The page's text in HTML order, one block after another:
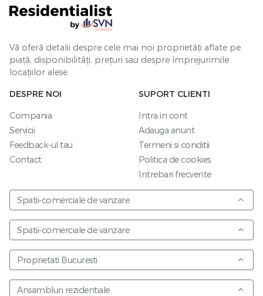
Vă oferă detalii despre cele mai noi proprietăți aflate pe
piață, disponibilități, prețuri sau despre împrejurimile
locațiilor alese.
DESPRE NOI
Compania
Servicii
Feedback-ul tau
Contact
SUPORT CLIENTI
Intra in cont
Adauga anunt
Termeni si conditii
Politica de cookies
Intrebari frecvente
Spatii-comerciale de vanzare
Spatii-comerciale de vanzare
Proprietati Bucuresti
Ansambluri rezidentiale